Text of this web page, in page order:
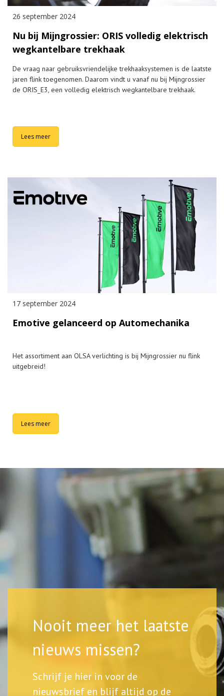
26 september 2024
Nu bij Mijngrossier: ORIS volledig elektrisch
wegkantelbare trekhaak
De vraag naar gebruiksvriendelijke trekhaaksystemen is de laatste
jaren flink toegenomen. Daarom vindt u vanaf nu bij Mijngrossier
de ORIS_E3, een volledig elektrisch wegkantelbare trekhaak.
Lees meer
17 september 2024
Emotive gelanceerd op Automechanika
Het assortiment aan OLSA verlichting is bij Mijngrossier nu flink
uitgebreid!
Lees meer
Nooit meer het laatste
nieuws missen?
Schrijf je hier in voor de
nieuwsbrief en blijf altijd op de